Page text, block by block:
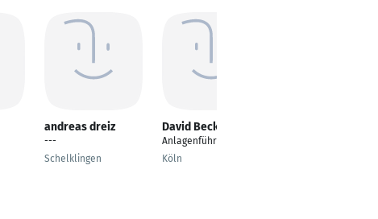
andreas dreiz
---
Schelklingen
David Becker
Anlagenführer
Köln